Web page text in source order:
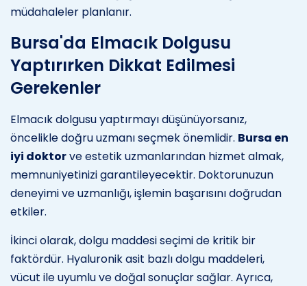
müdahaleler planlanır.
Bursa'da Elmacık Dolgusu
Yaptırırken Dikkat Edilmesi
Gerekenler
Elmacık dolgusu yaptırmayı düşünüyorsanız,
öncelikle doğru uzmanı seçmek önemlidir. Bursa en
iyi doktorve estetik uzmanlarından hizmet almak,
memnuniyetinizi garantileyecektir. Doktorunuzun
deneyimi ve uzmanlığı, işlemin başarısını doğrudan
etkiler.
İkinci olarak, dolgu maddesi seçimi de kritik bir
faktördür. Hyaluronik asit bazlı dolgu maddeleri,
vücut ile uyumlu ve doğal sonuçlar sağlar. Ayrıca,